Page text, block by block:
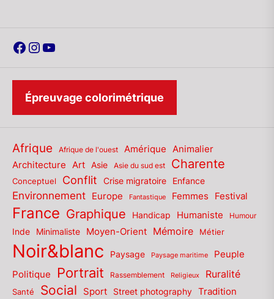
Facebook
Instagram
YouTube
Épreuvage colorimétrique
Afrique Afrique de l'ouest Amérique Animalier
Architecture
Art Asie Asie du sud est Charente
Conceptuel Conflit Crise migratoire Enfance
Environnement Europe Fantastique Femmes Festival
France Graphique Handicap Humaniste Humour
Inde Minimaliste Moyen-Orient Mémoire Métier
Noir&blanc Paysage Paysage maritime Peuple
Politique Portrait Rassemblement Religieux Ruralité
Santé Social Sport Street photography Tradition